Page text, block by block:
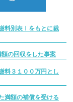
料別表Ⅰをもとに裁
の回収をした事案
料３１００万円とし
満額の補償を受ける